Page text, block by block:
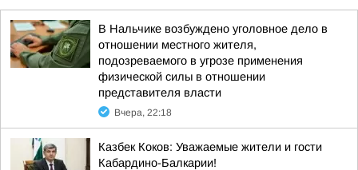
В Нальчике возбуждено уголовное дело в
отношении местного жителя,
подозреваемого в угрозе применения
физической силы в отношении
представителя власти
Вчера, 22:18
Казбек Коков: Уважаемые жители и гости
Кабардино-Балкарии!